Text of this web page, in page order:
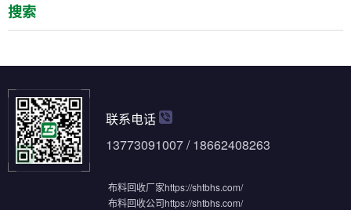
搜索
联系电话
13773091007 / 18662408263
布料回收厂家https://shtbhs.com/
布料回收公司https://shtbhs.com/